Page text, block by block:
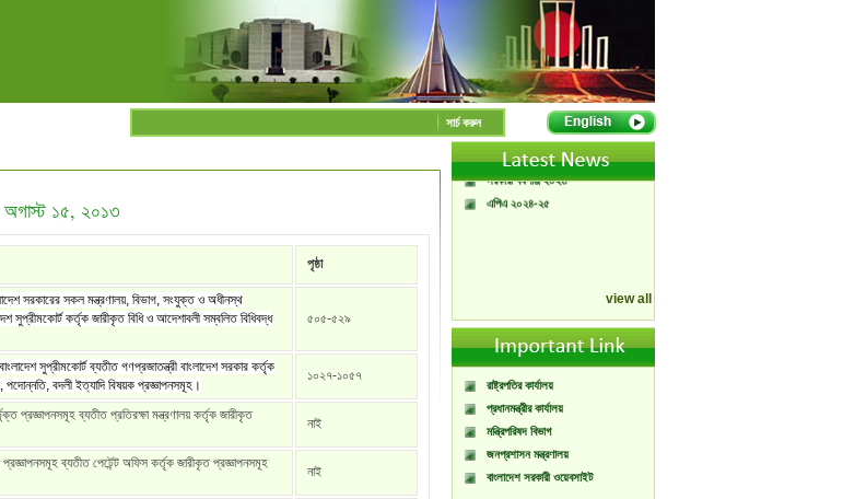
সার্চ করুন
অগাস্ট ১৫, ২০১৩
পৃষ্ঠা
সরকারের সকল মন্ত্রণালয়, বিভাগ, সংযুক্ত ও অধীনস্থ
সুপ্রীমকোর্ট কর্তৃক জারীকৃত বিধি ও আদেশাবলী সম্বলিত বিধিবদ্ধ
৫০৫-৫২৯
সুপ্রীমকোর্ট ব্যতীত গণপ্রজাতন্ত্রী বাংলাদেশ সরকার কর্তৃক
পদোন্নতি, বদলী ইত্যাদি বিষয়ক প্রজ্ঞাপনসমূহ।
১০২৭-১০৫৭
প্রজ্ঞাপনসমূহ ব্যতীত প্রতিরক্ষা মন্ত্রণালয় কর্তৃক জারীকৃত
নাই
ব্যতীত পেটেন্ট অফিস কর্তৃক জারীকৃত প্রজ্ঞাপনসমূহ
নাই
A Handbook of
Government Press
Citizen Charter of
Bangladesh Government
Press
সরকারী বর্ষপঞ্জি ২০২৬
এপিএ ২০২৪-২৫
view all
রাষ্ট্রপতির কার্যালয়
প্রধানমন্ত্রীর কার্যালয়
মন্ত্রিপরিষদ বিভাগ
জনপ্রশাসন মন্ত্রণালয়
বাংলাদেশ সরকারী ওয়েবসাইট